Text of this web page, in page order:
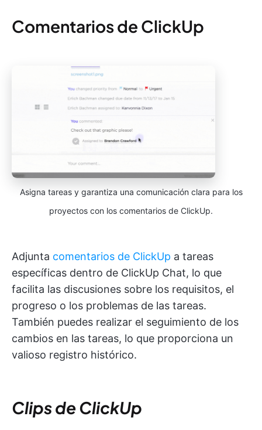
Comentarios de ClickUp
Asigna tareas y garantiza una comunicación clara para los
proyectos con los comentarios de ClickUp.
Adjunta comentarios de ClickUp a tareas
específicas dentro de ClickUp Chat, lo que
facilita las discusiones sobre los requisitos, el
progreso o los problemas de las tareas.
También puedes realizar el seguimiento de los
cambios en las tareas, lo que proporciona un
valioso registro histórico.
Clips de ClickUp